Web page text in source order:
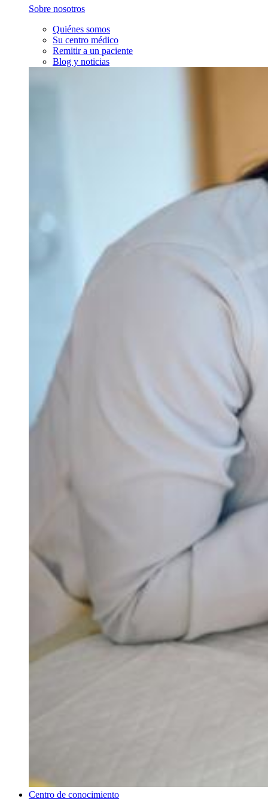
Sobre nosotros
Quiénes somos
Su centro médico
Remitir a un paciente
Blog y noticias
Centro de conocimiento